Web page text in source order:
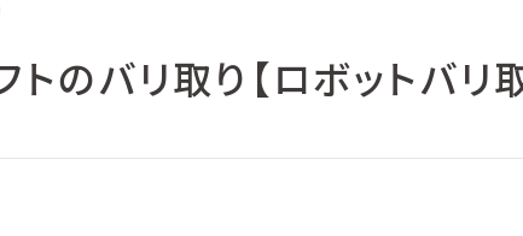
トのバリ取り【ロボットバリ